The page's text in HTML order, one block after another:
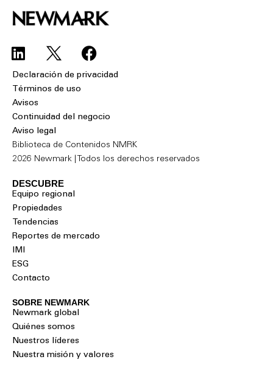
Declaración de privacidad
Términos de uso
Avisos
Continuidad del negocio
Aviso legal
Biblioteca de Contenidos NMRK
2026 Newmark | Todos los derechos reservados
DESCUBRE
Equipo regional
Propiedades
Tendencias
Reportes de mercado
IMI
ESG
Contacto
SOBRE NEWMARK
Newmark global
Quiénes somos
Nuestros líderes
Nuestra misión y valores